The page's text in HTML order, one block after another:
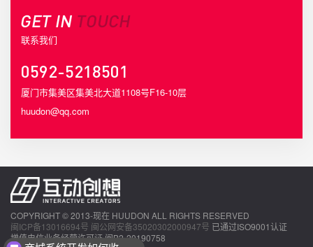
GET INTOUCH
联系我们
0592-5218501
厦门市集美区集美北大道1108号F16-10层
huudon@qq.com
COPYRIGHT © 2013-现在 HUUDON ALL RIGHTS RESERVED
闽ICP备13016694号 闽公网安备35020302000947号 已通过ISO9001认证
增值电信业务经营许可证 闽B2-20190758
商城系统开发如何收费？